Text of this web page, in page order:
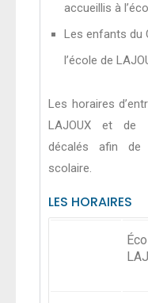
accueillis à
Les enfants du
l’école de
Les horaires
LAJOUX et de
décalés afin
scolaire.
LES HORAIRES